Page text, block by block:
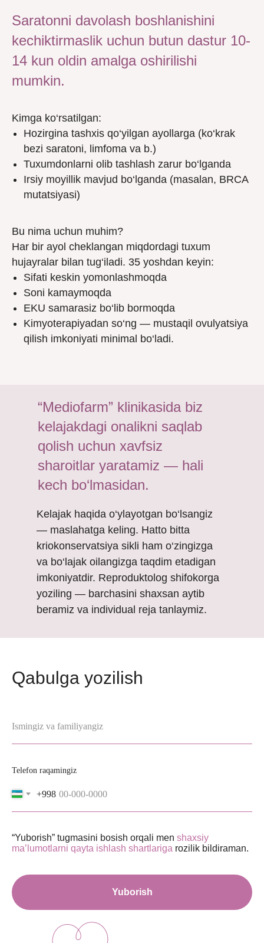
Saratonni davolash boshlanishini
kechiktirmaslik uchun butun dastur 10-
14 kun oldin amalga oshirilishi
mumkin.
Kimga ko‘rsatilgan:
Hozirgina tashxis qo‘yilgan ayollarga (ko‘krak
bezi saratoni, limfoma va b.)
Tuxumdonlarni olib tashlash zarur bo‘lganda
Irsiy moyillik mavjud bo‘lganda (masalan, BRCA
mutatsiyasi)
Bu nima uchun muhim?
Har bir ayol cheklangan miqdordagi tuxum
hujayralar bilan tug‘iladi. 35 yoshdan keyin:
Sifati keskin yomonlashmoqda
Soni kamaymoqda
EKU samarasiz bo‘lib bormoqda
Kimyoterapiyadan so‘ng — mustaqil ovulyatsiya
qilish imkoniyati minimal bo‘ladi.
Kelajak haqida o‘ylayotgan bo‘lsangiz
— maslahatga keling. Hatto bitta
kriokonservatsiya sikli ham o‘zingizga
va bo‘lajak oilangizga taqdim etadigan
imkoniyatdir. Reproduktolog shifokorga
yoziling — barchasini shaxsan aytib
beramiz va individual reja tanlaymiz.
“Mediofarm” klinikasida biz
kelajakdagi onalikni saqlab
qolish uchun xavfsiz
sharoitlar yaratamiz — hali
kech bo‘lmasidan.
Qabulga yozilish
Ismingiz va familiyangiz
Telefon raqamingiz
+998
“Yuborish” tugmasini bosish orqali men shaxsiy
ma’lumotlarni qayta ishlash shartlariga rozilik bildiraman.
Yuborish